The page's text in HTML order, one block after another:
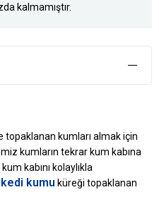
kalmamıştır.
topaklanan kumları almak için
kumların tekrar kum kabına
kabını kolaylıkla
kedi kumu küreği topaklanan